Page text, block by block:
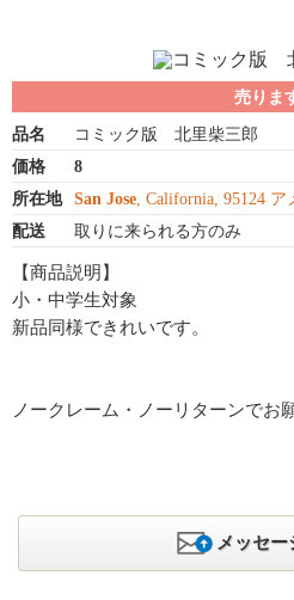
売りま
品名
コミック版 北里柴三郎
価格
8
所在地
San Jose, California, 95124 ア
配送
取りに来られる方のみ
【商品説明】
小・中学生対象
新品同様できれいです。
ノークレーム・ノーリターンでお
メッセー